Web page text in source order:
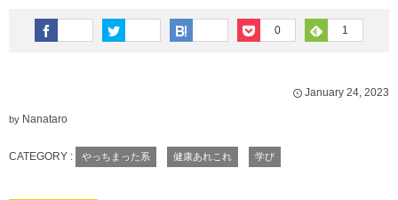
0 1
January 24, 2023
by Nanataro
CATEGORY : やっちまった系 健康あれこれ 学び